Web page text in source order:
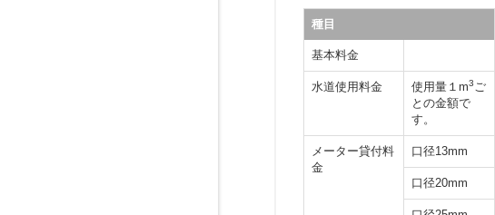
種目
基本料金
水道使用料金 使用量１m3 ご
との金額で
す。
メーター貸付料
金
口径13mm
口径20mm